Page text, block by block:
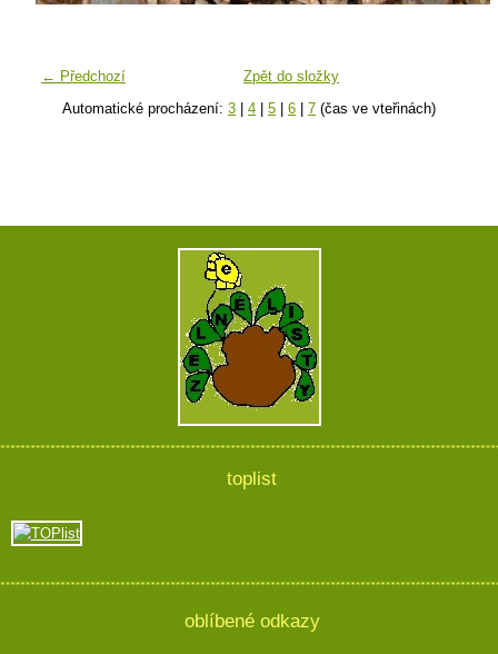
← Předchozí
Zpět do složky
Automatické procházení: 3 | 4 | 5 | 6 | 7 (čas ve vteřinách)
toplist
oblíbené odkazy